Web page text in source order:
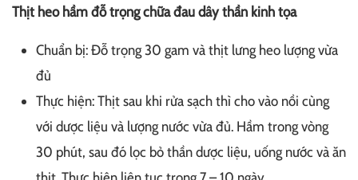
Thịt heo hầm đỗ trọng chữa đau dây thần kinh tọa
Chuẩn bị: Đỗ trọng 30 gam và thịt lưng heo lượng vừa
đủ
Thực hiện: Thịt sau khi rửa sạch thì cho vào nồi cùng
với dược liệu và lượng nước vừa đủ. Hầm trong vòng
30 phút, sau đó lọc bỏ thần dược liệu, uống nước và ăn